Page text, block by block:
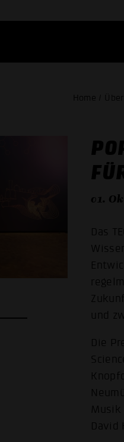
Home /
01.
Das
und
Die
Musik
David